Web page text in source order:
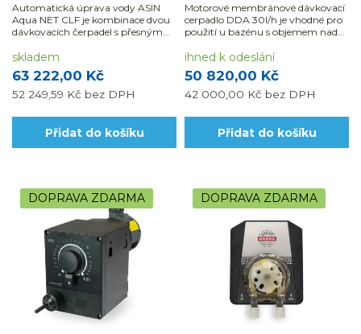
Automatická úprava vody ASIN
Aqua NET CLF je kombinace dvou
dávkovacích čerpadel s přesným
63 222,00 Kč
52 249,59 Kč bez DPH
skladem
Přidat do košíku
Motorové membránové dávkovací
cerpadlo DDA 30l/h je vhodné pro
použití u bazénu s objemem nad
je...
50 820,00 Kč
42 000,00 Kč bez DPH
ihned k odeslání
Přidat do košíku
DOPRAVA ZDARMA DOPRAVA ZDARMA